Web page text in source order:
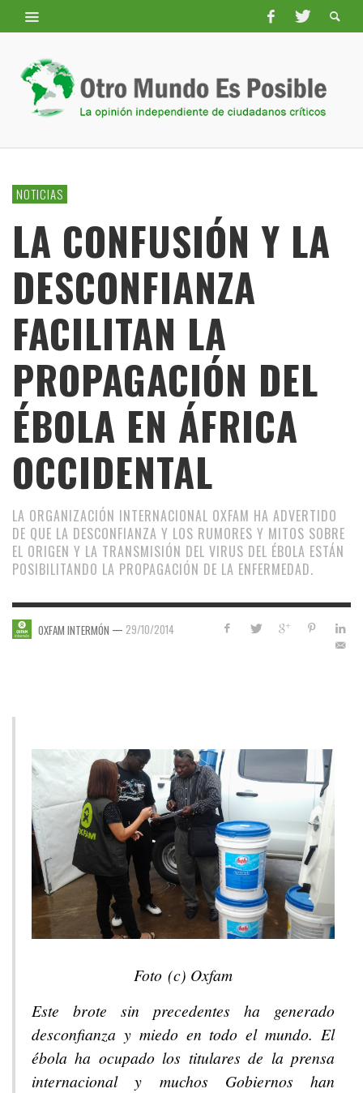
NOTICIAS
LA CONFUSIÓN Y LA
DESCONFIANZA
FACILITAN LA
PROPAGACIÓN DEL
ÉBOLA EN ÁFRICA
OCCIDENTAL
LA ORGANIZACIÓN INTERNACIONAL OXFAM HA ADVERTIDO
DE QUE LA DESCONFIANZA Y LOS RUMORES Y MITOS SOBRE
EL ORIGEN Y LA TRANSMISIÓN DEL VIRUS DEL ÉBOLA ESTÁN
POSIBILITANDO LA PROPAGACIÓN DE LA ENFERMEDAD.
OXFAM INTERMÓN — 29/10/2014
Foto (c) Oxfam
Este brote sin precedentes ha generado
desconfianza y miedo en todo el mundo. El
ébola ha ocupado los titulares de la prensa
internacional y muchos Gobiernos han